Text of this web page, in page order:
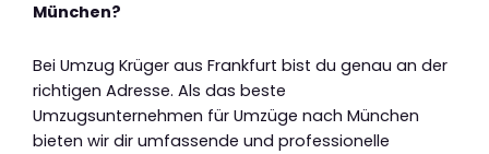
München?
Bei Umzug Krüger aus Frankfurt bist du genau an der
richtigen Adresse. Als das beste
Umzugsunternehmen für Umzüge nach München
bieten wir dir umfassende und professionelle